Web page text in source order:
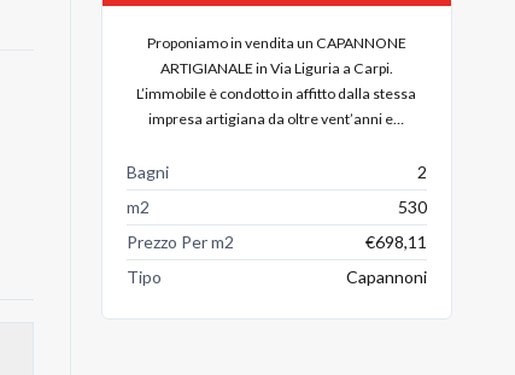
Proponiamo in vendita un CAPANNONE
ARTIGIANALE in Via Liguria a Carpi.
L’immobile è condotto in affitto dalla stessa
impresa artigiana da oltre vent’anni e…
Bagni
2
m2
530
Prezzo Per m2
€698,11
Tipo
Capannoni